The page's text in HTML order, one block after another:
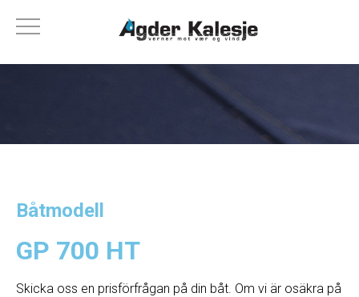
Båtmodell
GP 700 HT
Skicka oss en prisförfrågan på din båt. Om vi ​​är osäkra på